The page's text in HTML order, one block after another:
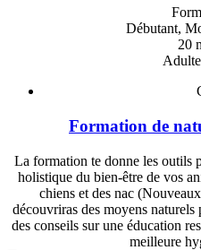
Débutant,
20
Formation de
La formation te donne les outils
holistique du bien-être de vos
chiens et des nac
découvriras des moyens
des conseils sur une éducation
meilleure